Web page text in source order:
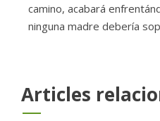
camino, acabará
ninguna madre debería
Articles